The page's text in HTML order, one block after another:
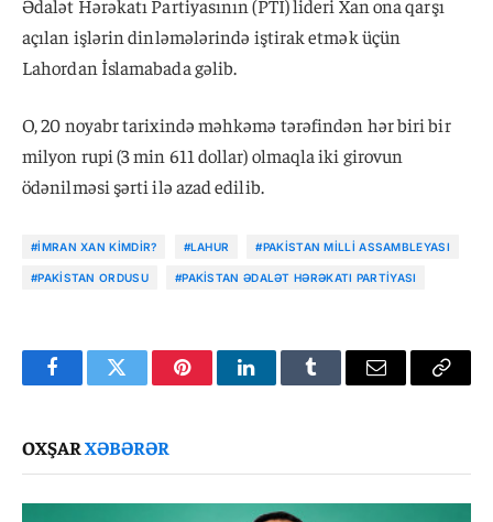
Ədalət Hərəkatı Partiyasının (PTI) lideri Xan ona qarşı
açılan işlərin dinləmələrində iştirak etmək üçün
Lahordan İslamabada gəlib.
O, 20 noyabr tarixində məhkəmə tərəfindən hər biri bir
milyon rupi (3 min 611 dollar) olmaqla iki girovun
ödənilməsi şərti ilə azad edilib.
#İMRAN XAN KIMDIR? #LAHUR #PAKISTAN MILLI ASSAMBLEYASI
#PAKISTAN ORDUSU #PAKISTAN ƏDALƏT HƏRƏKATI PARTIYASI
FacebookTwitter PinterestLinkedInTumblr Email
Copy
OXŞARXƏBƏRƏR